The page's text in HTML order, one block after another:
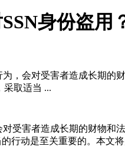
身份盗用
为，会对受害者造成长期的
采取适当 ...
受害者造成长期的财物和
行动是至关重要的。本文